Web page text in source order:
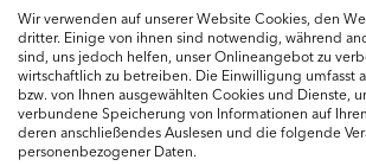
Ernährung
Produkte
Wir verwenden auf unserer Website Cookies, den
dritter. Einige von ihnen sind notwendig, während
sind, uns jedoch helfen, unser Onlineangebot zu
wirtschaftlich zu betreiben. Die Einwilligung umfasst
bzw. von Ihnen ausgewählten Cookies und Dienste,
verbundene Speicherung von Informationen auf
deren anschließendes Auslesen und die folgende
personenbezogener Daten.